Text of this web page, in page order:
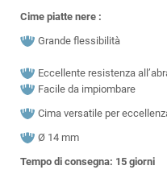
Cime piatte nere :
Grande flessibilità
Eccellente resistenza
Facile da impiombare
Cima versatile per
Ø 14 mm
Tempo di consegna: 15 giorni